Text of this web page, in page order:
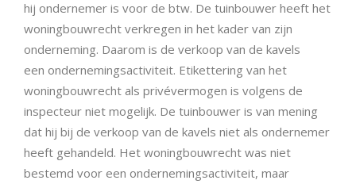
hij ondernemer is voor de btw. De tuinbouwer heeft het
woningbouwrecht verkregen in het kader van zijn
onderneming. Daarom is de verkoop van de kavels
een ondernemingsactiviteit. Etikettering van het
woningbouwrecht als privévermogen is volgens de
inspecteur niet mogelijk. De tuinbouwer is van mening
dat hij bij de verkoop van de kavels niet als ondernemer
heeft gehandeld. Het woningbouwrecht was niet
bestemd voor een ondernemingsactiviteit, maar